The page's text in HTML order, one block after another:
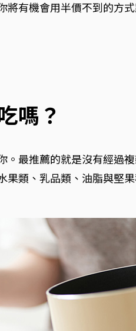
有機會用半價不到的方
嗎？
最推薦的就是沒有經過
類、乳品類、油脂與堅